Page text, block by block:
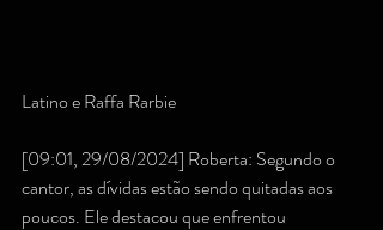
Latino e Raffa Rarbie
[09:01, 29/08/2024] Roberta: Segundo o
cantor, as dívidas estão sendo quitadas aos
poucos. Ele destacou que enfrentou